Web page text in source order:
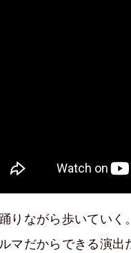
りながら歩いてい
マだからできる演